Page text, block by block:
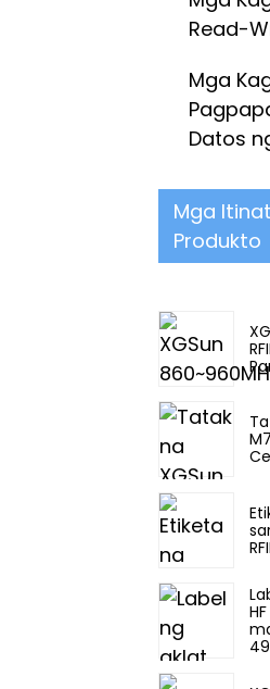
Read-
Mga
Datos
Mga
Produkto